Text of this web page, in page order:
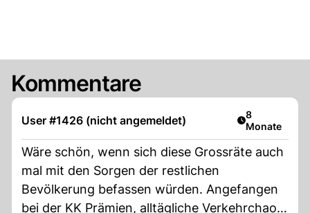
Kommentare
User #1426 (nicht angemeldet) Artikel
8
Monate
Wäre schön, wenn sich diese Grossräte auch
mal mit den Sorgen der restlichen
Bevölkerung befassen würden. Angefangen
bei der KK Prämien, alltägliche Verkehrchaos,